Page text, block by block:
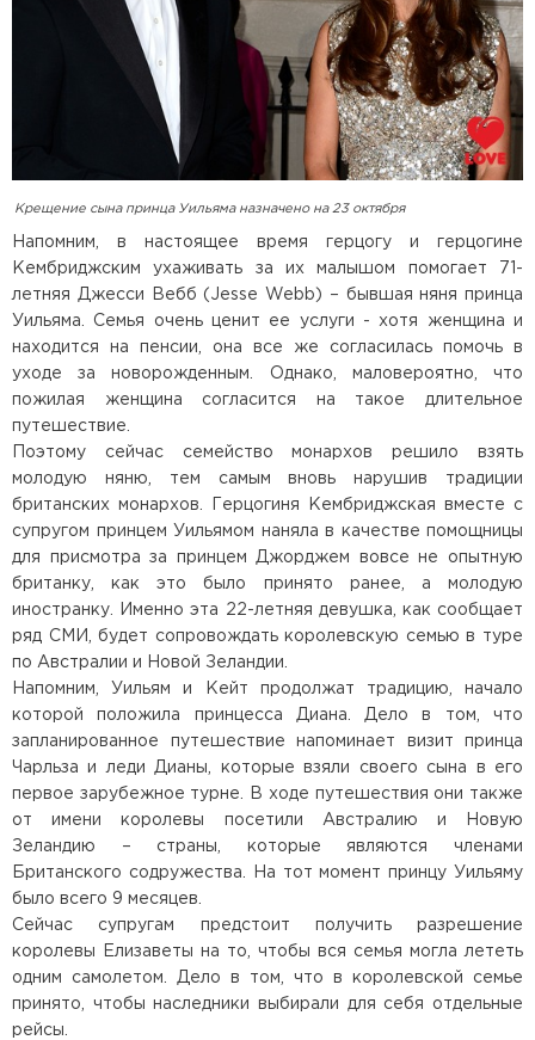
Крещение сына принца Уильяма назначено на 23 октября
Напомним, в настоящее время герцогу и герцогине
Кембриджским ухаживать за их малышом помогает 71-
летняя Джесси Вебб (Jesse Webb) – бывшая няня принца
Уильяма. Семья очень ценит ее услуги - хотя женщина и
находится на пенсии, она все же согласилась помочь в
уходе за новорожденным. Однако, маловероятно, что
пожилая женщина согласится на такое длительное
путешествие.
Поэтому сейчас семейство монархов решило взять
молодую няню, тем самым вновь нарушив традиции
британских монархов. Герцогиня Кембриджская вместе с
супругом принцем Уильямом наняла в качестве помощницы
для присмотра за принцем Джорджем вовсе не опытную
британку, как это было принято ранее, а молодую
иностранку. Именно эта 22-летняя девушка, как сообщает
ряд СМИ, будет сопровождать королевскую семью в туре
по Австралии и Новой Зеландии.
Напомним, Уильям и Кейт продолжат традицию, начало
которой положила принцесса Диана. Дело в том, что
запланированное путешествие напоминает визит принца
Чарльза и леди Дианы, которые взяли своего сына в его
первое зарубежное турне. В ходе путешествия они также
от имени королевы посетили Австралию и Новую
Зеландию – страны, которые являются членами
Британского содружества. На тот момент принцу Уильяму
было всего 9 месяцев.
Сейчас супругам предстоит получить разрешение
королевы Елизаветы на то, чтобы вся семья могла лететь
одним самолетом. Дело в том, что в королевской семье
принято, чтобы наследники выбирали для себя отдельные
рейсы.